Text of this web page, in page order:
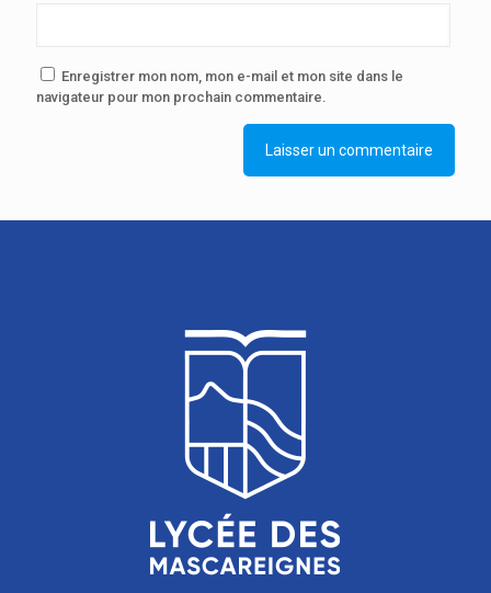
Enregistrer mon nom, mon e-mail et mon site dans le
navigateur pour mon prochain commentaire.